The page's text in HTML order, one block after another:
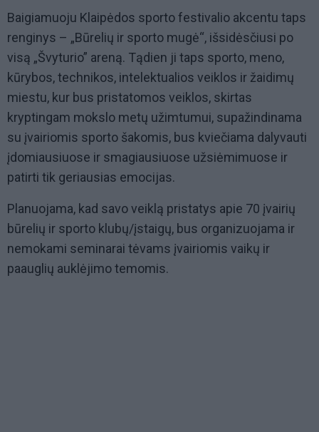
Baigiamuoju Klaipėdos sporto festivalio akcentu taps
renginys – „Būrelių ir sporto mugė“, išsidėsčiusi po
visą „Švyturio” areną. Tądien ji taps sporto, meno,
kūrybos, technikos, intelektualios veiklos ir žaidimų
miestu, kur bus pristatomos veiklos, skirtas
kryptingam mokslo metų užimtumui, supažindinama
su įvairiomis sporto šakomis, bus kviečiama dalyvauti
įdomiausiuose ir smagiausiuose užsiėmimuose ir
patirti tik geriausias emocijas.
Planuojama, kad savo veiklą pristatys apie 70 įvairių
būrelių ir sporto klubų/įstaigų, bus organizuojama ir
nemokami seminarai tėvams įvairiomis vaikų ir
paauglių auklėjimo temomis.